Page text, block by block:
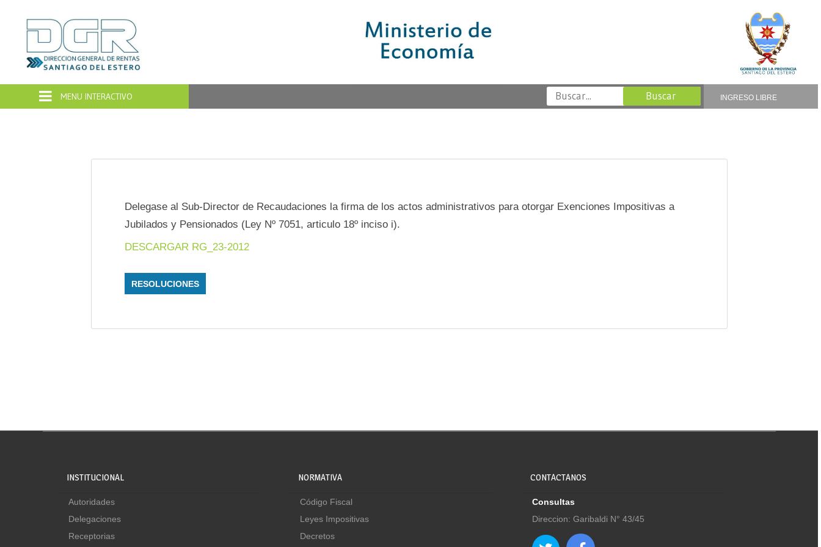
Santiago
del
Estero
INGRESO LIBRE
Delegase al Sub-Director de Recaudaciones la firma de los actos administrativos para otorgar Exenciones Impositivas a
Jubilados y Pensionados (Ley Nº 7051, articulo 18º inciso i).
DESCARGAR RG_23-2012
RESOLUCIONES
INSTITUCIONAL
Autoridades
Delegaciones
Receptorias
NORMATIVA
Código Fiscal
Leyes Impositivas
Decretos
CONTACTANOS
Consultas
Direccion: Garibaldi N° 43/45